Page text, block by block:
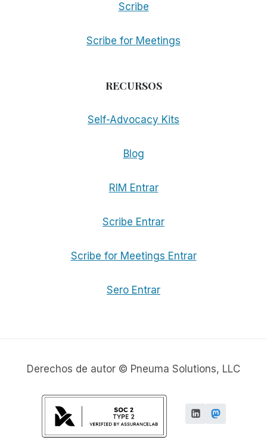
Scribe
Scribe for Meetings
RECURSOS
Self-Advocacy Kits
Blog
RIM Entrar
Scribe Entrar
Scribe for Meetings Entrar
Sero Entrar
Derechos de autor © Pneuma Solutions, LLC